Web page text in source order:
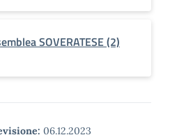
SOVERATESE (2)
06.12.2023